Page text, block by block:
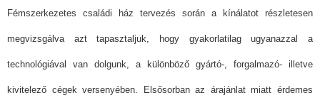
Fémszerkezetes családi ház tervezés során a kínálatot részletesen
megvizsgálva azt tapasztaljuk, hogy gyakorlatilag ugyanazzal a
technológiával van dolgunk, a különböző gyártó-, forgalmazó- illetve
kivitelező cégek versenyében. Elsősorban az árajánlat miatt érdemes